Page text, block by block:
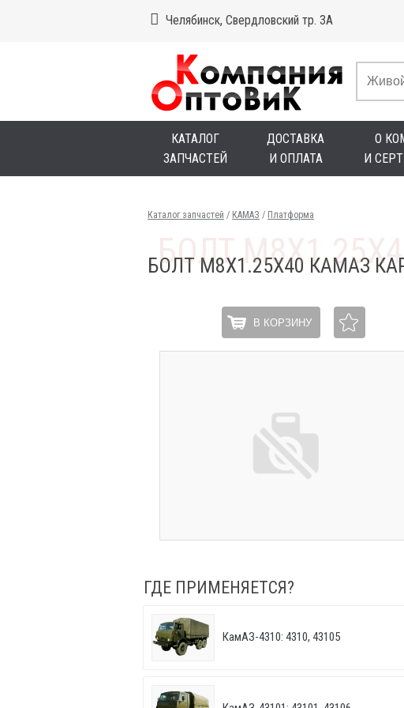
Челябинск, Свердловский тр. 3А
КАТАЛОГ
ЗАПЧАСТЕЙ
ДОСТАВКА
И ОПЛАТА
О
И
Каталог запчастей / КАМАЗ / Платформа
БОЛТ М8Х1.25Х40 КАМАЗ
В КОРЗИНУ
ГДЕ ПРИМЕНЯЕТСЯ?
КамАЗ-4310: 4310, 43105